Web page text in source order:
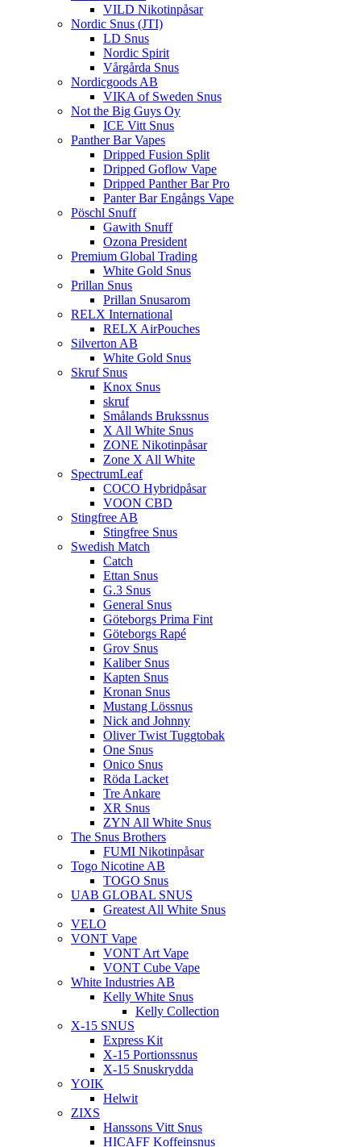
VILD Nikotinpåsar
Nordic Snus (JTI)
LD Snus
Nordic Spirit
Vårgårda Snus
Nordicgoods AB
VIKA of Sweden Snus
Not the Big Guys Oy
ICE Vitt Snus
Panther Bar Vapes
Dripped Fusion Split
Dripped Goflow Vape
Dripped Panther Bar Pro
Panter Bar Engångs Vape
Pöschl Snuff
Gawith Snuff
Ozona President
Premium Global Trading
White Gold Snus
Prillan Snus
Prillan Snusarom
RELX International
RELX AirPouches
Silverton AB
White Gold Snus
Skruf Snus
Knox Snus
skruf
Smålands Brukssnus
X All White Snus
ZONE Nikotinpåsar
Zone X All White
SpectrumLeaf
COCO Hybridpåsar
VOON CBD
Stingfree AB
Stingfree Snus
Swedish Match
Catch
Ettan Snus
G.3 Snus
General Snus
Göteborgs Prima Fint
Göteborgs Rapé
Grov Snus
Kaliber Snus
Kapten Snus
Kronan Snus
Mustang Lössnus
Nick and Johnny
Oliver Twist Tuggtobak
One Snus
Onico Snus
Röda Lacket
Tre Ankare
XR Snus
ZYN All White Snus
The Snus Brothers
FUMI Nikotinpåsar
Togo Nicotine AB
TOGO Snus
UAB GLOBAL SNUS
Greatest All White Snus
VELO
VONT Vape
VONT Art Vape
VONT Cube Vape
White Industries AB
Kelly White Snus
Kelly Collection
X-15 SNUS
Express Kit
X-15 Portionssnus
X-15 Snuskrydda
YOIK
Helwit
ZIXS
Hanssons Vitt Snus
HICAFF Koffeinsnus